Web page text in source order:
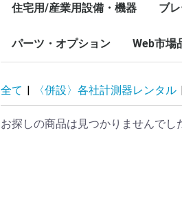
愛知時計電機㈱ 流量計
SOUKOU
MUSASHI
各社計測
SHOWA
HIOKI
TEXIO
住宅用/産業用設備・機器
安心・快適住宅向け製品
省エネ機器
監視・制御機器
ブ
ノー
漏電
各種
パーツ・オプション Web市場
全て | 〈併設〉各社計測器レンタル
お探しの商品は見つかりませんでし